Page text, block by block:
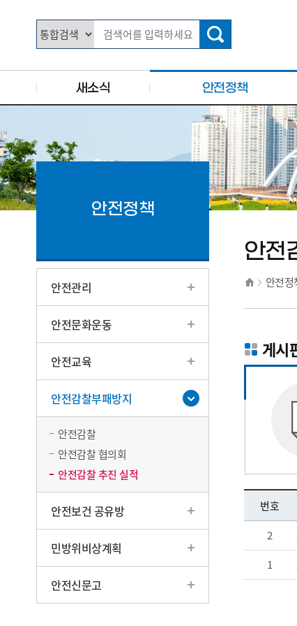
새소식 안전정책
안전정책
안전관리
안전문화운동
안전교육
안전감찰부패방지
안전감찰
안전감찰 협의회
안전감찰 추진 실적
안전보건 공유방
민방위비상계획
안전신문고
안전
안전정
게시
번호
2
1